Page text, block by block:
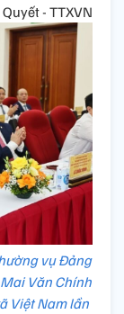
- TTXVN
vụ Đảng
Văn Chính
Việt Nam lần